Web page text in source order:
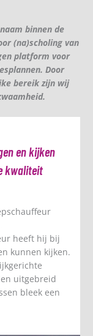
binnen de
(na)scholing van
platform voor
Door
bereik zijn wij
en kijken
kwaliteit
heeft hij bij
kunnen kijken.
uitgebreid
bleek een